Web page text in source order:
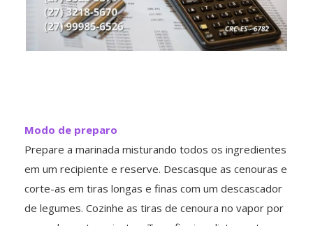
Modo de preparo
Prepare a marinada misturando todos os ingredientes
em um recipiente e reserve. Descasque as cenouras e
corte-as em tiras longas e finas com um descascador
de legumes. Cozinhe as tiras de cenoura no vapor por